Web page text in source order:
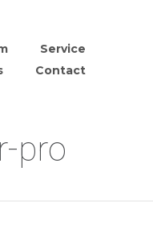
Service
Contact
pro